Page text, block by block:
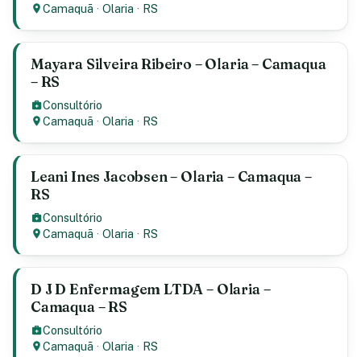
Camaquã ·Olaria · RS
Mayara Silveira Ribeiro – Olaria – Camaqua
– RS
Consultório
Camaquã ·Olaria · RS
Leani Ines Jacobsen – Olaria – Camaqua –
RS
Consultório
Camaquã ·Olaria · RS
D J D Enfermagem LTDA – Olaria –
Camaqua – RS
Consultório
Camaquã ·Olaria · RS